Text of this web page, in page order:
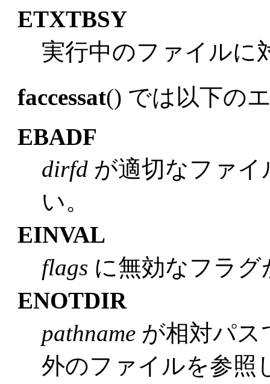
ETXTBSY
実行中のファイルに
faccessat() では以下の
EBADF
dirfd が適切なファ
い。
EINVAL
flags に無効なフラ
ENOTDIR
pathname が相対パ
外のファイルを参照